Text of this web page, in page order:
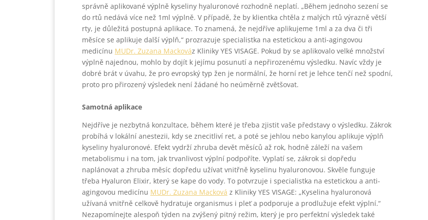
správně aplikované výplně kyseliny hyaluronové rozhodně neplatí. „Během jednoho sezení se
do rtů nedává více než 1ml výplně. V případě, že by klientka chtěla z malých rtů výrazně větší
rty, je důležitá postupná aplikace. To znamená, že nejdříve aplikujeme 1ml a za dva či tři
měsíce se aplikuje další výplň,“ prozrazuje specialistka na estetickou a anti-agingovou
medicínu MUDr. Zuzana Mackováz Kliniky YES VISAGE. Pokud by se aplikovalo velké množství
výplně najednou, mohlo by dojít k jejímu posunutí a nepřirozenému výsledku. Navíc vždy je
dobré brát v úvahu, že pro evropský typ žen je normální, že horní ret je lehce tenčí než spodní,
proto pro přirozený výsledek není žádané ho neúměrně zvětšovat.
Samotná aplikace
Nejdříve je nezbytná konzultace, během které je třeba zjistit vaše představy o výsledku. Zákrok
probíhá v lokální anestezii, kdy se znecitliví ret, a poté se jehlou nebo kanylou aplikuje výplň
kyseliny hyaluronové. Efekt vydrží zhruba devět měsíců až rok, hodně záleží na vašem
metabolismu i na tom, jak trvanlivost výplní podpoříte. Vyplatí se, zákrok si dopředu
naplánovat a zhruba měsíc dopředu užívat vnitřně kyselinu hyaluronovou. Skvěle funguje
třeba Hyaluron Elixir, který se kape do vody. To potvrzuje i specialistka na estetickou a anti-
agingovou medicínu MUDr. Zuzana Macková z Kliniky YES VISAGE: „Kyselina hyaluronová
užívaná vnitřně celkově hydratuje organismus i pleť a podporuje a prodlužuje efekt výplní.“
Nezapomínejte alespoň týden na zvýšený pitný režim, který je pro perfektní výsledek také